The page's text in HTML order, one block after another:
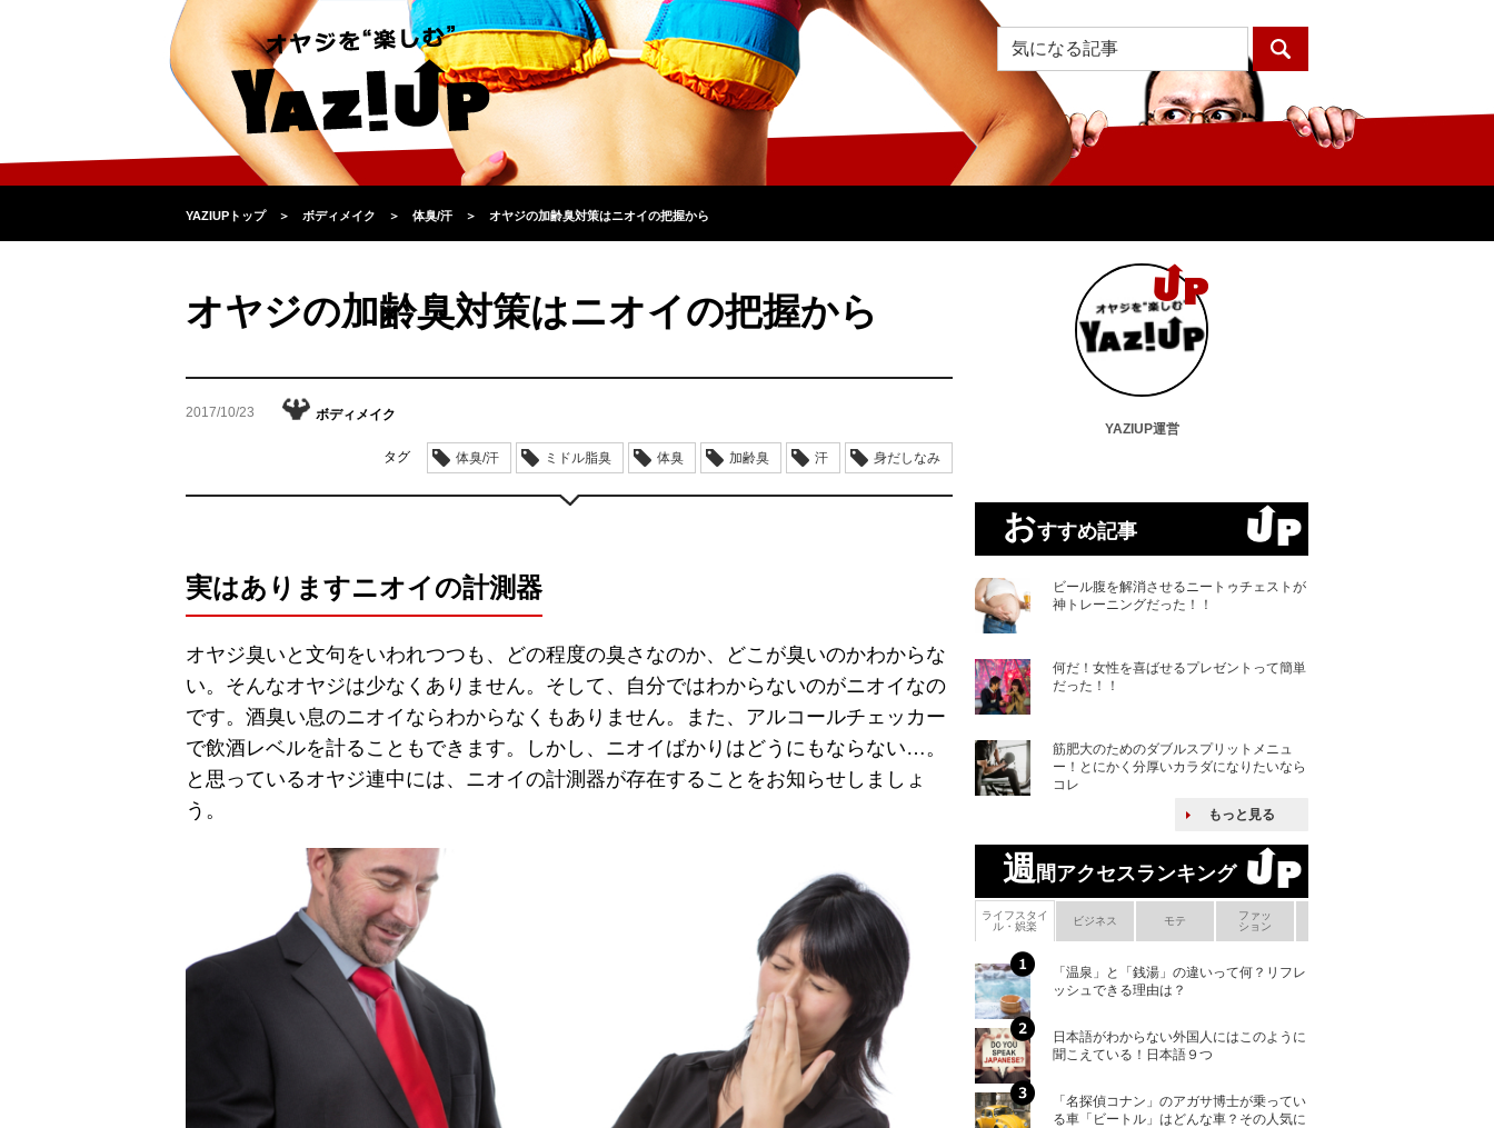
YAZIUPトップ ＞ ボディメイク ＞ 体臭/汗 ＞ オヤジの加齢臭対策はニオイの把握から
オヤジの加齢臭対策はニオイの把握から
2017/10/23 ボディメイク
タグ 体臭/汗 ミドル脂臭 体臭 加齢臭 汗 身だしなみ
実はありますニオイの計測器
オヤジ臭いと文句をいわれつつも、どの程度の臭さなのか、どこが臭いのかわからな
い。そんなオヤジは少なくありません。そして、自分ではわからないのがニオイなの
です。酒臭い息のニオイならわからなくもありません。また、アルコールチェッカー
で飲酒レベルを計ることもできます。しかし、ニオイばかりはどうにもならない…。
と思っているオヤジ連中には、ニオイの計測器が存在することをお知らせしましょ
う。
YAZIUP運営
おすすめ記事
ビール腹を解消させるニートゥチェストが
神トレーニングだった！！
何だ！女性を喜ばせるプレゼントって簡単
だった！！
筋肥大のためのダブルスプリットメニュ
ー！とにかく分厚いカラダになりたいなら
コレ
もっと見る
週間アクセスランキング
ライフスタイ
ル・娯楽
ビジネス モテ
ファッ
ション
「温泉」と「銭湯」の違いって何？リフレ
ッシュできる理由は？
日本語がわからない外国人にはこのように
聞こえている！日本語９つ
「名探偵コナン」のアガサ博士が乗ってい
る車「ビートル」はどんな車？その人気に